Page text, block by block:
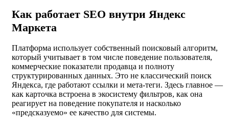
Как работает SEO внутри Яндекс
Маркета
Платформа использует собственный поисковый алгоритм,
который учитывает в том числе поведение пользователя,
коммерческие показатели продавца и полноту
структурированных данных. Это не классический поиск
Яндекса, где работают ссылки и мета-теги. Здесь главное —
как карточка встроена в экосистему фильтров, как она
реагирует на поведение покупателя и насколько
«предсказуемо» ее качество для системы.